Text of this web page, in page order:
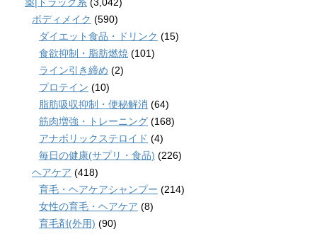
ボディメイク (590)
ダイエット食品・ドリンク (15)
食欲抑制・脂肪燃焼 (101)
ライン引き締め (2)
プロテイン (10)
脂肪吸収抑制・便秘解消 (64)
筋肉増強・トレーニング (168)
アナボリックステロイド (4)
毎日の健康(サプリ・食品) (226)
ヘアケア (418)
育毛・ヘアケアシャンプー (214)
女性の育毛・ヘアケア (8)
育毛剤(外用) (90)